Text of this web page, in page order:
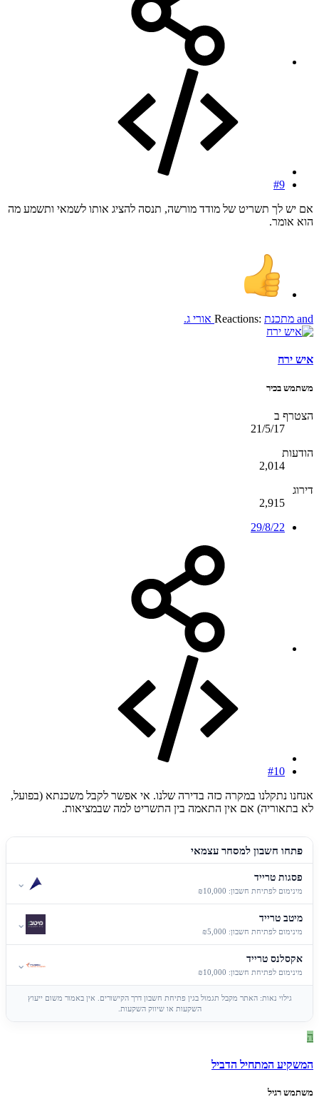
#9
אם יש לך תשריט של מודד מורשה, תנסה להציג אותו לשמאי ותשמע מה
הוא אומר.
Reactions: מתכנת and אורי ג.
איש ירח
משתמש בכיר
הצטרף ב
21/5/17
הודעות
2,014
דירוג
2,915
29/8/22
#10
אנחנו נתקלנו במקרה כזה בדירה שלנו. אי אפשר לקבל משכנתא (בפועל,
לא בתאוריה) אם אין התאמה בין התשריט למה שבמציאות.
פתחו חשבון למסחר עצמאי
פסגות טרייד
מינימום לפתיחת חשבון: ₪10,000
⌄
מיטב טרייד
מינימום לפתיחת חשבון: ₪5,000
⌄
אקסלנס טרייד
מינימום לפתיחת חשבון: ₪10,000
⌄
גילוי נאות: האתר מקבל תגמול בגין פתיחת חשבון דרך הקישורים. אין באמור משום ייעוץ
השקעות או שיווק השקעות.
ה
המשקיע המתחיל הדביל
משתמש רגיל